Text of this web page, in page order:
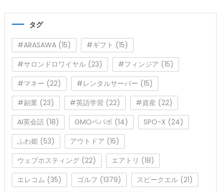
タグ
#ARASAWA(15) #ギフト (15)
#サロンドロワイヤル(23) #フィンジア (15)
#マネー (22) #レンタルサーバー (15)
#副業 (23) #英語学習 (22) #資産 (22)
AI英会話(18) GMOペパボ (14) SPO-X (24)
ふわ姫 (53) アウトドア (15)
ウェブホスティング(22) エアトリ (18)
エレコム (35) ゴルフ (1379) スピークエル(21)